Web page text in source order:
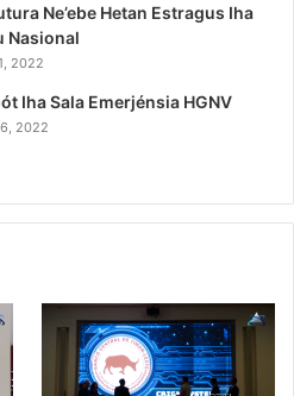
Ne’ebe Hetan Estragus Iha
Nasional
2022
Iha Sala Emerjénsia HGNV
2022